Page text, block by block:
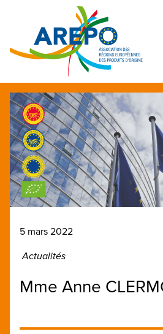
5 mars 2022
Actualités
Mme Anne